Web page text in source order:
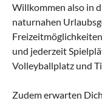
Willkommen also in
naturnahen
und jederzeit
Volleyballplatz und
Zudem erwarten